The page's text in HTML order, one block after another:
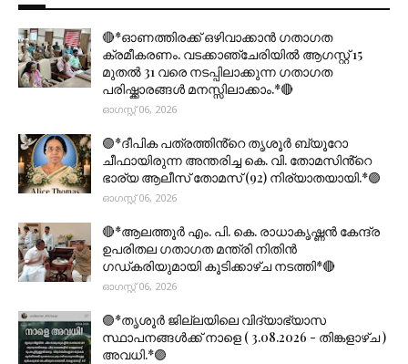
🔴*ഓണത്തിരക്ക് ഒഴിവാക്കാൻ ഗതാഗത
ക്രമീകരണം. വടക്കാഞ്ചേരിയിൽ ആഗസ്റ്റ് 15
മുതല്‍ 31 വരെ നടപ്പിലാക്കുന്ന ഗതാഗത
പരിഷ്ക്കാരങ്ങൾ മനസ്സിലാക്കാം.*🔴
ഓഗസ്റ്റ് 06, 2026
🟣*ദീപിക പത്രത്തിൻ്റെ തൃശൂർ ബ്യൂറോ
ചീഫായിരുന്ന അന്തരിച്ച കെ. വി. തോമസിൻ്റെ
ഭാര്യ ആലീസ് തോമസ് (92) നിര്യാതയായി.*🟣
ഓഗസ്റ്റ് 06, 2026
🔴*ആലത്തൂർ എം. പി. കെ. രാധാകൃഷ്ണൻ കേന്ദ്ര
ഉപരിതല ഗതാഗത മന്ത്രി നിതിൻ
ഗഡ്കരിയുമായി കൂടിക്കാഴ്ച നടത്തി*🔴
ഓഗസ്റ്റ് 06, 2026
🟣*തൃശൂര്‍ ജില്ലയിലെ വിദ്യാഭ്യാസ
സ്ഥാപനങ്ങൾക്ക് നാളെ ( 3.08.2026 - തിങ്കളാഴ്ച )
അവധി.*🟣